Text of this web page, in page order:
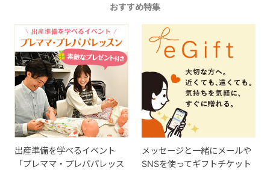
おすすめ特集
出産準備を学べるイベント
「プレママ・プレパパレッス
メッセージと一緒にメールや
SNSを使ってギフトチケット